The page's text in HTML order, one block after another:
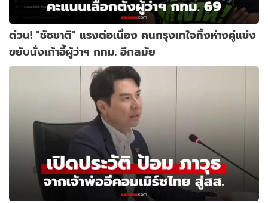
ด่วน! "ชัชชาติ" แรงต่อเนื่อง คนกรุงเทใจทิ้งห่างคู่แข่ง
ขยับนั่งเก้าอี้ผู้ว่าฯ กทม. อีกสมัย